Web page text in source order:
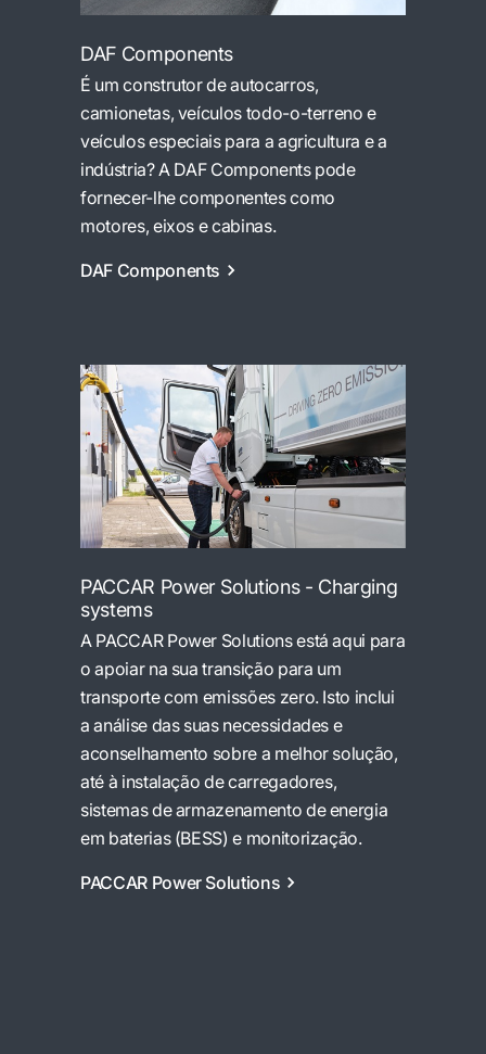
DAF Components
É um construtor de autocarros,
camionetas, veículos todo-o-terreno e
veículos especiais para a agricultura e a
indústria? A DAF Components pode
fornecer-lhe componentes como
motores, eixos e cabinas.
DAF Components
PACCAR Power Solutions - Charging
systems
A PACCAR Power Solutions está aqui para
o apoiar na sua transição para um
transporte com emissões zero. Isto inclui
a análise das suas necessidades e
aconselhamento sobre a melhor solução,
até à instalação de carregadores,
sistemas de armazenamento de energia
em baterias (BESS) e monitorização.
PACCAR Power Solutions